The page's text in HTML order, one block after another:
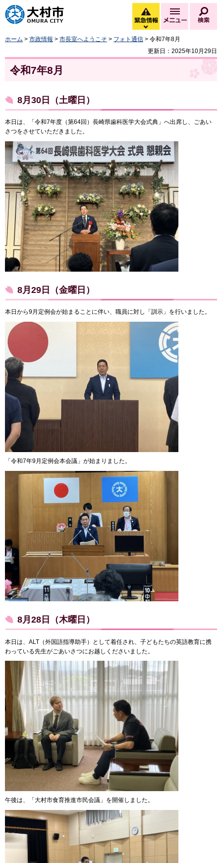
大村市
緊急情報
緊急情報を開く
メニュー
ホーム > 市政情報 > 市長室へようこそ > フォト通信 > 令和7年8月
更新日：2025年10月29日
令和7年8月
8月30日（土曜日）
本日は、「令和7年度（第64回）長崎県歯科医学大会式典」へ出席し、ごあい
さつをさせていただきました。
8月29日（金曜日）
本日から9月定例会が始まることに伴い、職員に対し「訓示」を行いました。
「令和7年9月定例会本会議」が始まりました。
8月28日（木曜日）
本日は、ALT（外国語指導助手）として着任され、子どもたちの英語教育に携
わっている先生がごあいさつにお越しくださいました。
午後は、「大村市食育推進市民会議」を開催しました。